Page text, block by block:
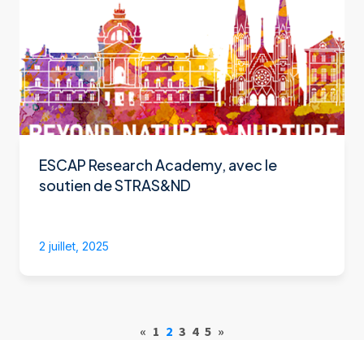
ESCAP Research Academy, avec le
soutien de STRAS&ND
2 juillet, 2025
« 1 2 3 4 5 »